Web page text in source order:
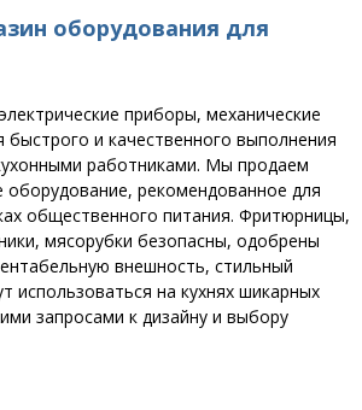
оборудования для
приборы, механические
быстрого и качественного выполнения
работниками. Мы продаем
оборудование, рекомендованное для
общественного питания. Фритюрницы,
мясорубки безопасны, одобрены
внешность, стильный
использоваться на кухнях шикарных
запросами к дизайну и выбору